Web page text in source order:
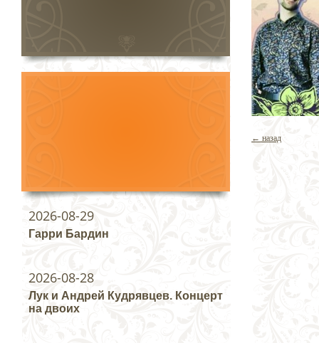
← назад
2026-08-29
Гарри Бардин
2026-08-28
Лук и Андрей Кудрявцев. Концерт
на двоих